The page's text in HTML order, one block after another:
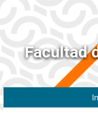
Facultad